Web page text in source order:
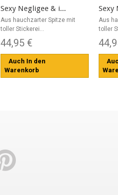
Sexy Negligee & i...
Aus hauchzarter Spitze mit
toller Stickerei...
44,95 €
Auch In den
Warenkorb
Sexy
Aus
toller